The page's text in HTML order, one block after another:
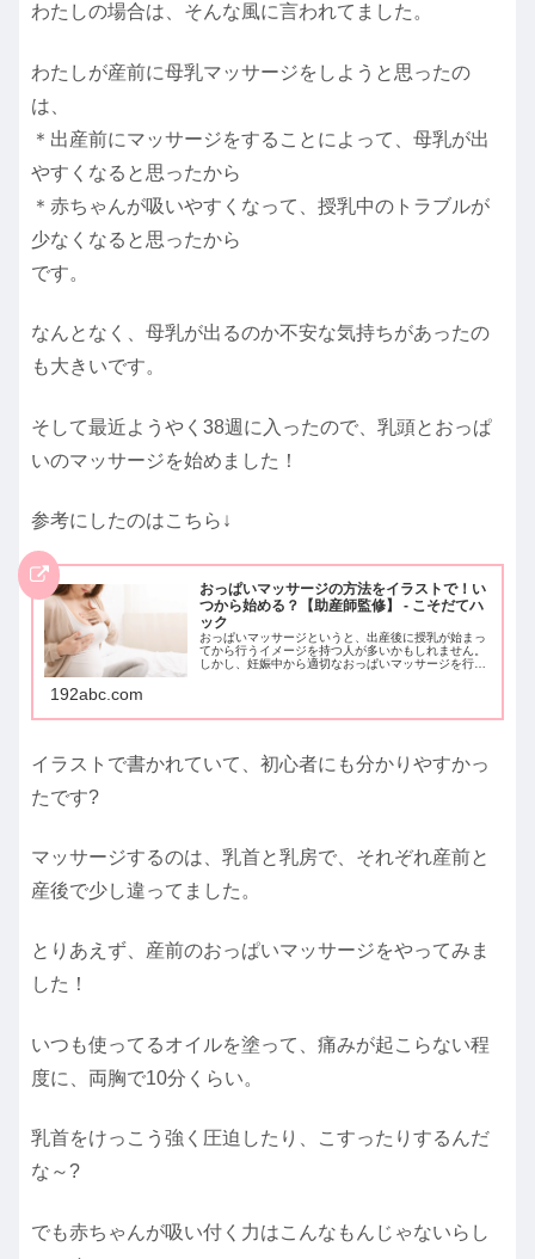
わたしの場合は、そんな風に言われてました。
わたしが産前に母乳マッサージをしようと思ったの
は、
＊出産前にマッサージをすることによって、母乳が出
やすくなると思ったから
＊赤ちゃんが吸いやすくなって、授乳中のトラブルが
少なくなると思ったから
です。
なんとなく、母乳が出るのか不安な気持ちがあったの
も大きいです。
そして最近ようやく38週に入ったので、乳頭とおっぱ
いのマッサージを始めました！
参考にしたのはこちら↓
おっぱいマッサージの方法をイラストで！い
つから始める？【助産師監修】 - こそだてハ
ック
おっぱいマッサージというと、出産後に授乳が始まっ
てから行うイメージを持つ人が多いかもしれません。
しかし、妊娠中から適切なおっぱいマッサージを行う
192abc.com
イラストで書かれていて、初心者にも分かりやすかっ
たです?
マッサージするのは、乳首と乳房で、それぞれ産前と
産後で少し違ってました。
とりあえず、産前のおっぱいマッサージをやってみま
した！
いつも使ってるオイルを塗って、痛みが起こらない程
度に、両胸で10分くらい。
乳首をけっこう強く圧迫したり、こすったりするんだ
な～?
でも赤ちゃんが吸い付く力はこんなもんじゃないらし